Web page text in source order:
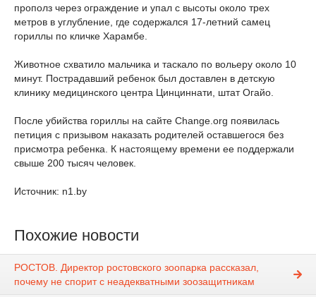
прополз через ограждение и упал с высоты около трех
метров в углубление, где содержался 17-летний самец
гориллы по кличке Харамбе.
Животное схватило мальчика и таскало по вольеру около 10
минут. Пострадавший ребенок был доставлен в детскую
клинику медицинского центра Цинциннати, штат Огайо.
После убийства гориллы на сайте Change.org появилась
петиция с призывом наказать родителей оставшегося без
присмотра ребенка. К настоящему времени ее поддержали
свыше 200 тысяч человек.
Источник: n1.by
Похожие новости
РОСТОВ. Директор ростовского зоопарка рассказал,
почему не спорит с неадекватными зоозащитникам